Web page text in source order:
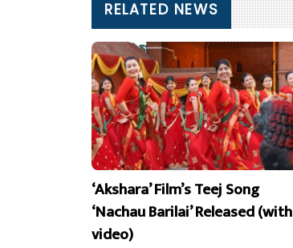
RELATED NEWS
‘Akshara’ Film’s Teej Song
‘Nachau Barilai’ Released (with
video)